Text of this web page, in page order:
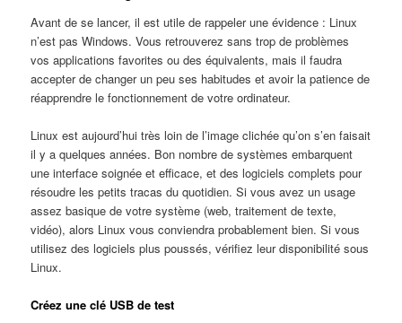
Avant de se lancer, il est utile de rappeler une évidence : Linux
n’est pas Windows. Vous retrouverez sans trop de problèmes
vos applications favorites ou des équivalents, mais il faudra
accepter de changer un peu ses habitudes et avoir la patience de
réapprendre le fonctionnement de votre ordinateur.
Linux est aujourd’hui très loin de l’image clichée qu’on s’en faisait
il y a quelques années. Bon nombre de systèmes embarquent
une interface soignée et efficace, et des logiciels complets pour
résoudre les petits tracas du quotidien. Si vous avez un usage
assez basique de votre système (web, traitement de texte,
vidéo), alors Linux vous conviendra probablement bien. Si vous
utilisez des logiciels plus poussés, vérifiez leur disponibilité sous
Linux.
Créez une clé USB de test